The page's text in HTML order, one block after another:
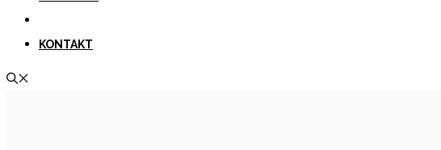
KONTAKT